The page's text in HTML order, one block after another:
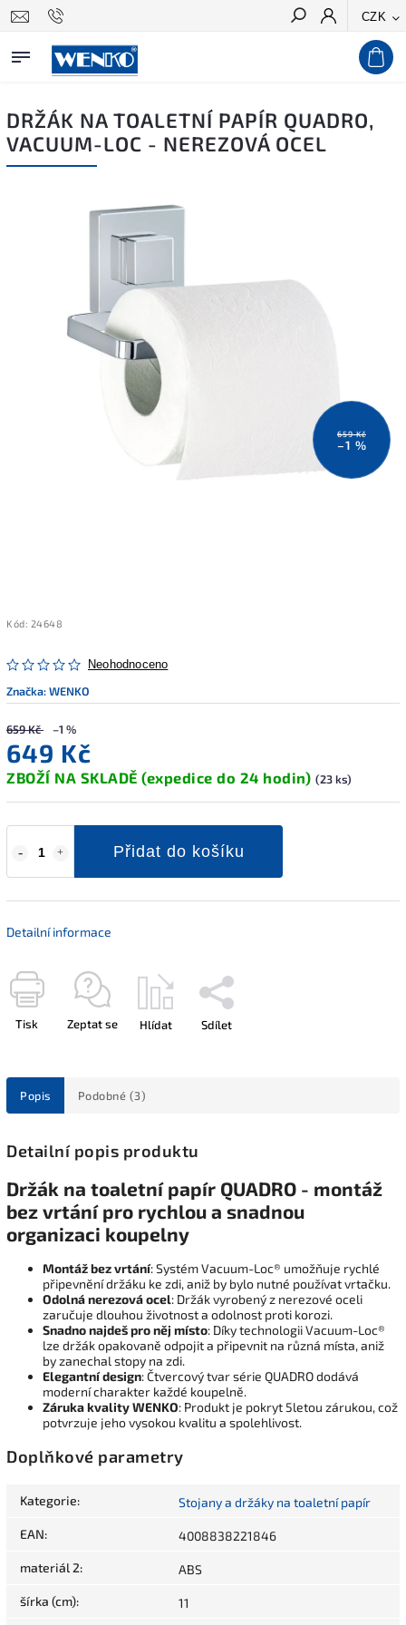
CZK
Hledat
DRŽÁK NA TOALETNÍ PAPÍR QUADRO,
VACUUM-LOC - NEREZOVÁ OCEL
659 Kč
–1 %
Kód: 24648
Neohodnoceno
Značka:WENKO
659 Kč –1 %
649 Kč
ZBOŽÍ NA SKLADĚ (expedice do 24 hodin) (23 ks)
Přidat do košíku
Detailní informace
Tisk Zeptat se Hlídat Sdílet
Popis Podobné (3)
Detailní popis produktu
Držák na toaletní papír QUADRO - montáž
bez vrtání pro rychlou a snadnou
organizaci koupelny
Montáž bez vrtání: Systém Vacuum-Loc® umožňuje rychlé
připevnění držáku ke zdi, aniž by bylo nutné používat vrtačku.
Odolná nerezová ocel: Držák vyrobený z nerezové oceli
zaručuje dlouhou životnost a odolnost proti korozi.
Snadno najdeš pro něj místo: Díky technologii Vacuum-Loc®
lze držák opakovaně odpojit a připevnit na různá místa, aniž
by zanechal stopy na zdi.
Elegantní design: Čtvercový tvar série QUADRO dodává
moderní charakter každé koupelně.
Záruka kvality WENKO: Produkt je pokryt 5letou zárukou, což
potvrzuje jeho vysokou kvalitu a spolehlivost.
Doplňkové parametry
Kategorie: Stojany a držáky na toaletní papír
EAN: 4008838221846
materiál 2: ABS
šírka (cm): 11